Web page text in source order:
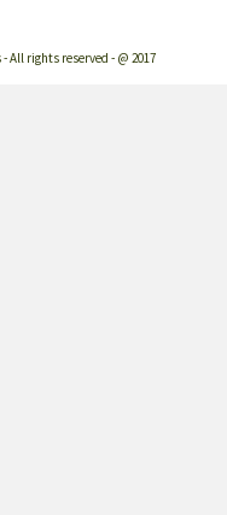
All rights reserved - @ 2017